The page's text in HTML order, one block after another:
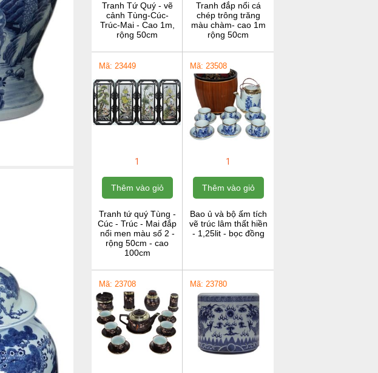
Tranh Tứ Quý - vẽ
cảnh Tùng-Cúc-
Trúc-Mai - Cao 1m,
rộng 50cm
Tranh đắp nổi cá
chép trông trăng
màu chàm- cao 1m
rộng 50cm
Mã: 23449
1
Thêm vào giỏ
Tranh tứ quý Tùng -
Cúc - Trúc - Mai đắp
nổi men màu số 2 -
rộng 50cm - cao
100cm
Mã: 23508
1
Thêm vào giỏ
Bao ủ và bộ ấm tích
vẽ trúc lâm thất hiền
- 1,25lit - bọc đồng
Mã: 23708 Mã: 23780